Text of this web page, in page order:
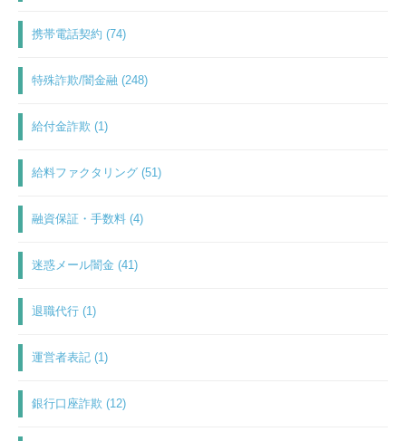
携帯電話契約 (74)
特殊詐欺/闇金融 (248)
給付金詐欺 (1)
給料ファクタリング (51)
融資保証・手数料 (4)
迷惑メール闇金 (41)
退職代行 (1)
運営者表記 (1)
銀行口座詐欺 (12)